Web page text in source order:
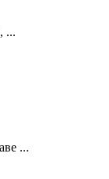
...
...